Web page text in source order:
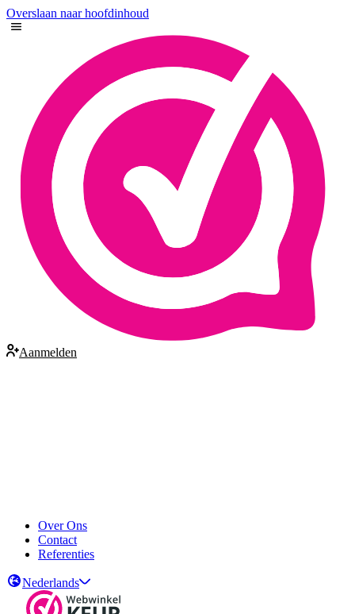
Overslaan naar hoofdinhoud
Aanmelden
Over Ons
Contact
Referenties
Nederlands